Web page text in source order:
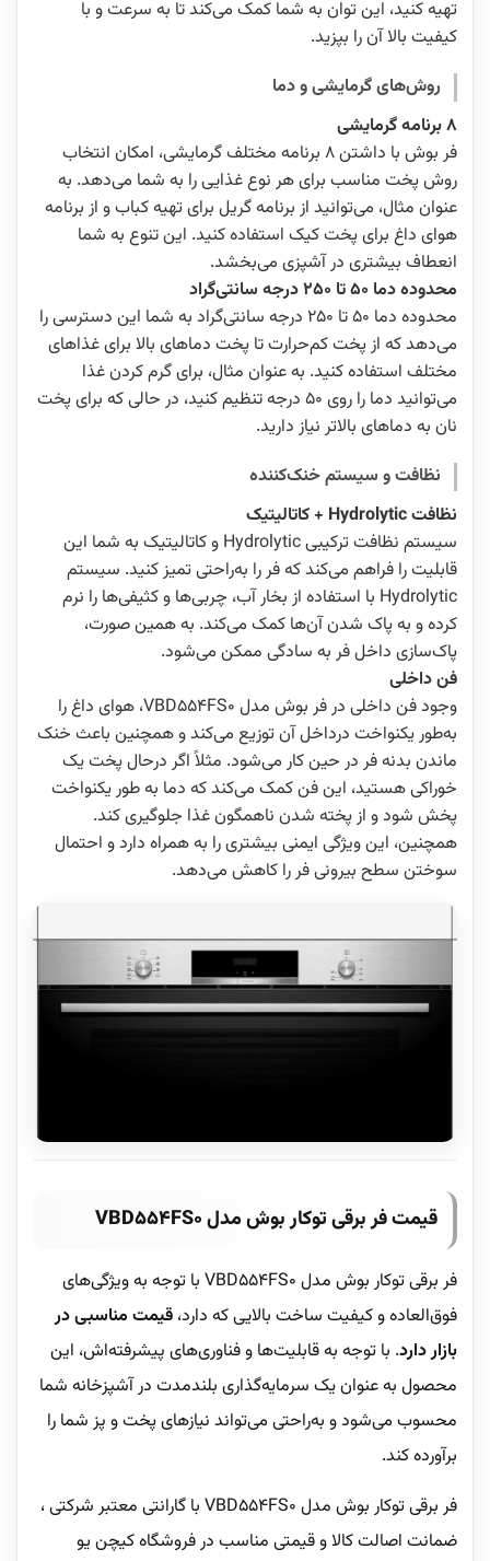
تهیه کنید، این توان به شما کمک می‌کند تا به سرعت و با
کیفیت بالا آن را بپزید.
روش‌های گرمایشی و دما
8 برنامه گرمایشی
فر بوش با داشتن 8 برنامه مختلف گرمایشی، امکان انتخاب
روش پخت مناسب برای هر نوع غذایی را به شما می‌دهد. به
عنوان مثال، می‌توانید از برنامه گریل برای تهیه کباب و از برنامه
هوای داغ برای پخت کیک استفاده کنید. این تنوع به شما
انعطاف بیشتری در آشپزی می‌بخشد.
محدوده دما 50 تا 250 درجه سانتی‌گراد
محدوده دما 50 تا 250 درجه سانتی‌گراد به شما این دسترسی را
می‌دهد که از پخت کم‌حرارت تا پخت دماهای بالا برای غذاهای
مختلف استفاده کنید. به عنوان مثال، برای گرم کردن غذا
می‌توانید دما را روی 50 درجه تنظیم کنید، در حالی که برای پخت
نان به دماهای بالاتر نیاز دارید.
نظافت و سیستم خنک‌کننده
نظافت Hydrolytic + کاتالیتیک
سیستم نظافت ترکیبی Hydrolytic و کاتالیتیک به شما این
قابلیت را فراهم می‌کند که فر را به‌راحتی تمیز کنید. سیستم
Hydrolytic با استفاده از بخار آب، چربی‌ها و کثیفی‌ها را نرم
کرده و به پاک شدن آن‌ها کمک می‌کند. به همین صورت،
پاک‌سازی داخل فر به سادگی ممکن می‌شود.
فن داخلی
وجود فن داخلی در فر بوش مدل VBD554FS0، هوای داغ را
به‌طور یکنواخت درداخل آن توزیع می‌کند و همچنین باعث خنک‌
ماندن بدنه فر در حین کار می‌شود. مثلاً اگر درحال پخت یک
خوراکی هستید، این فن کمک می‌کند که دما به طور یکنواخت
پخش شود و از پخته شدن ناهمگون غذا جلوگیری کند.
همچنین، این ویژگی ایمنی بیشتری را به همراه دارد و احتمال
سوختن سطح بیرونی فر را کاهش می‌دهد.
قیمت فر برقی توکار بوش مدل VBD554FS0
فر برقی توکار بوش مدل VBD554FS0 با توجه به ویژگی‌های
فوق‌العاده و کیفیت ساخت بالایی که دارد، قیمت مناسبی در
بازار دارد. با توجه به قابلیت‌ها و فناوری‌های پیشرفته‌اش، این
محصول به عنوان یک سرمایه‌گذاری بلندمدت در آشپزخانه شما
محسوب می‌شود و به‌راحتی می‌تواند نیازهای پخت و پز شما را
برآورده کند.
فر برقی توکار بوش مدل VBD554FS0 با گارانتی معتبر شرکتی ،
ضمانت اصالت کالا و قیمتی مناسب در فروشگاه کیچن یو